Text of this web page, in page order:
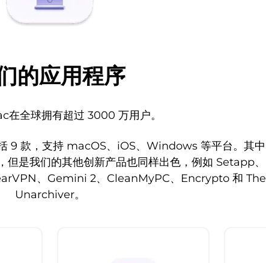
的应用程序
全球拥有超过 3000 万用户。
9 款，支持 macOS、iOS、Windows 等平台。其中
是我们的其他创新产品也同样出色，例如 Setapp、
、Gemini 2、CleanMyPC、Encrypto 和 The
Unarchiver。